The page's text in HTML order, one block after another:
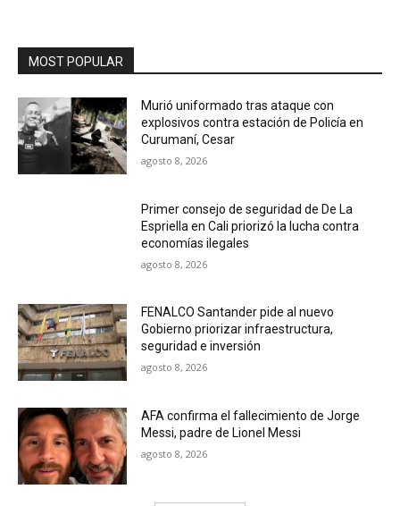
MOST POPULAR
Murió uniformado tras ataque con
explosivos contra estación de Policía en
Curumaní, Cesar
agosto 8, 2026
Primer consejo de seguridad de De La
Espriella en Cali priorizó la lucha contra
economías ilegales
agosto 8, 2026
FENALCO Santander pide al nuevo
Gobierno priorizar infraestructura,
seguridad e inversión
agosto 8, 2026
AFA confirma el fallecimiento de Jorge
Messi, padre de Lionel Messi
agosto 8, 2026